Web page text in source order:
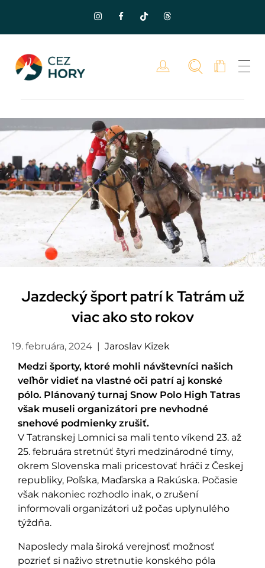
Jazdecký šport patrí k Tatrám už
viac ako sto rokov
19. februára, 2024
Jaroslav Kizek
Medzi športy, ktoré mohli návštevníci našich
veľhôr vidieť na vlastné oči patrí aj konské
pólo. Plánovaný turnaj Snow Polo High Tatras
však museli organizátori pre nevhodné
snehové podmienky zrušiť.
V Tatranskej Lomnici sa mali tento víkend 23. až
25. februára stretnúť štyri medzinárodné tímy,
okrem Slovenska mali pricestovať hráči z Českej
republiky, Poľska, Maďarska a Rakúska. Počasie
však nakoniec rozhodlo inak, o zrušení
informovali organizátori už počas uplynulého
týždňa.
Naposledy mala široká verejnosť možnosť
pozrieť si naživo stretnutie konského póla